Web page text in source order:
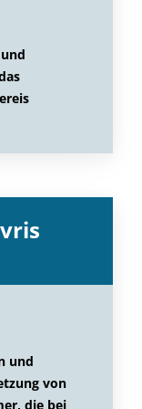
und
von
die bei